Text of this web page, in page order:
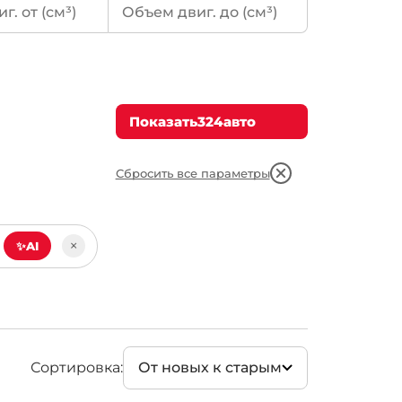
Бензин(322)
Показать324авто
Сбросить все параметры
✨AI ×
Сортировка: От новых к старым